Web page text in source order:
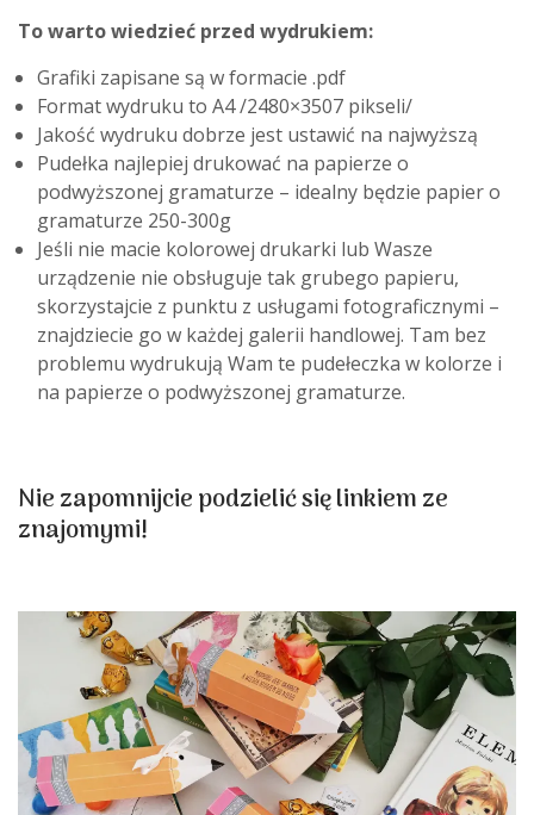
To warto wiedzieć przed wydrukiem:
Grafiki zapisane są w formacie .pdf
Format wydruku to A4 /2480×3507 pikseli/
Jakość wydruku dobrze jest ustawić na najwyższą
Pudełka najlepiej drukować na papierze o
podwyższonej gramaturze – idealny będzie papier o
gramaturze 250-300g
Jeśli nie macie kolorowej drukarki lub Wasze
urządzenie nie obsługuje tak grubego papieru,
skorzystajcie z punktu z usługami fotograficznymi –
znajdziecie go w każdej galerii handlowej. Tam bez
problemu wydrukują Wam te pudełeczka w kolorze i
na papierze o podwyższonej gramaturze.
Nie zapomnijcie podzielić się linkiem ze
znajomymi!